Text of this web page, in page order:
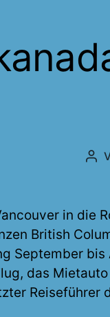
in die
British
September
das
Reiseführer